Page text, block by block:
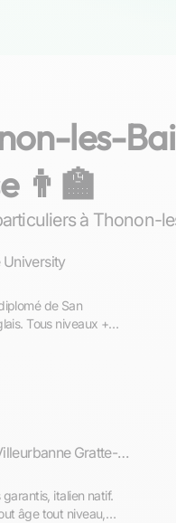
les-
👨‍🏫
à Thonon-
University
de San
Tous niveaux +
IUT Lyon 1 (site de Villeurbanne Gratte-ciel)
italien natif.
âge tout niveau,